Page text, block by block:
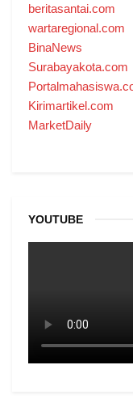
beritasantai.com
wartaregional.com
BinaNews
Surabayakota.com
Kirimartikel.com
MarketDaily
YOUTUBE